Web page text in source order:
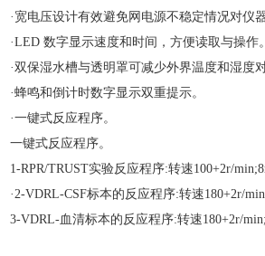
·宽电压设计有效避免网电源不稳定情况对仪
·LED 数字显示速度和时间，方便读取与操作。
·双保湿水槽与透明罩可减少外界温度和湿度
·蜂鸣和倒计时数字显示双重提示。
·一键式反应程序。
一键式反应程序。
1-RPR/TRUST实验反应程序:转速100+2r/
·2-VDRL-CSF标本的反应程序:转速180+2r/
3-VDRL-血清标本的反应程序:转速180+2r/